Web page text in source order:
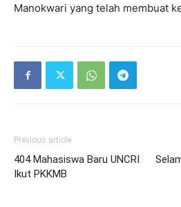
Manokwari yang telah membuat
Previous article
404 Mahasiswa Baru UNCRI
Ikut PKKMB